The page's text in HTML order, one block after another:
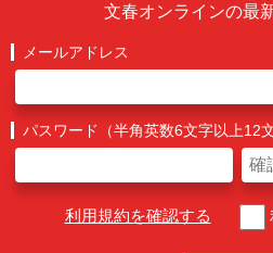
文春オンラインの最
メールアドレス
パスワード（半角英数6文字以上12文
利用規約を確認する